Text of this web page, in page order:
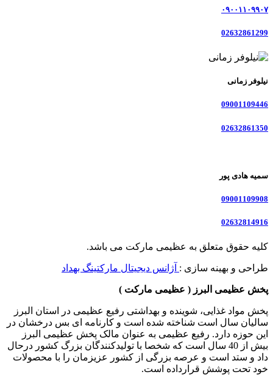
۰۹۰۰۱۱۰۹۹۰۷
02632861299
نیلوفر زمانی
09001109446
02632861350
سمیه هادی پور
09001109908
02632814916
کلیه حقوق متعلق به عظیمی مارکت می باشد.
طراحی و بهینه سازی : آژانس دیجیتال مارکتینگ بهداد
پخش عظیمی البرز ( عظیمی مارکت )
پخش مواد غذایی، شوینده و بهداشتی رفیع عظیمی در استان البرز
سالیان سال است شناخته شده است و کارنامه ای بس درخشان در
این حوزه دارد. رفیع عظیمی به عنوان مالک پخش عظیمی البرز
بیش از 40 سال است که شخصا با تولیدکنندگان بزرگ کشور درحال
داد و ستد است و عرصه بزرگی از کشور عزیزمان را با محصولات
خود تحت پوشش قرارداده است.